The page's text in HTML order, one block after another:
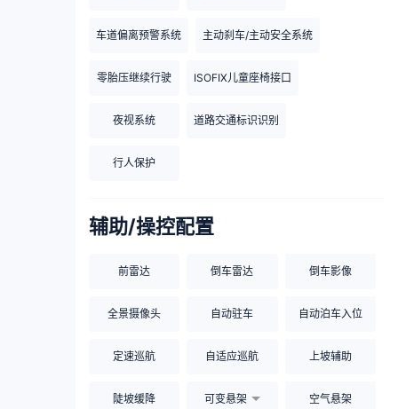
车道偏离预警系统 主动刹车/主动安全系统
零胎压继续行驶 ISOFIX儿童座椅接口
夜视系统 道路交通标识识别
行人保护
辅助/操控配置
前雷达 倒车雷达 倒车影像
全景摄像头 自动驻车 自动泊车入位
定速巡航 自适应巡航 上坡辅助
陡坡缓降 可变悬架 空气悬架